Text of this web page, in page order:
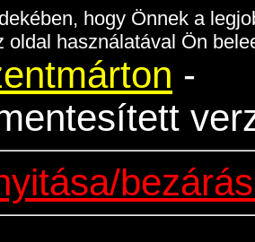
hogy Önnek a
oldal használatával Ön
-